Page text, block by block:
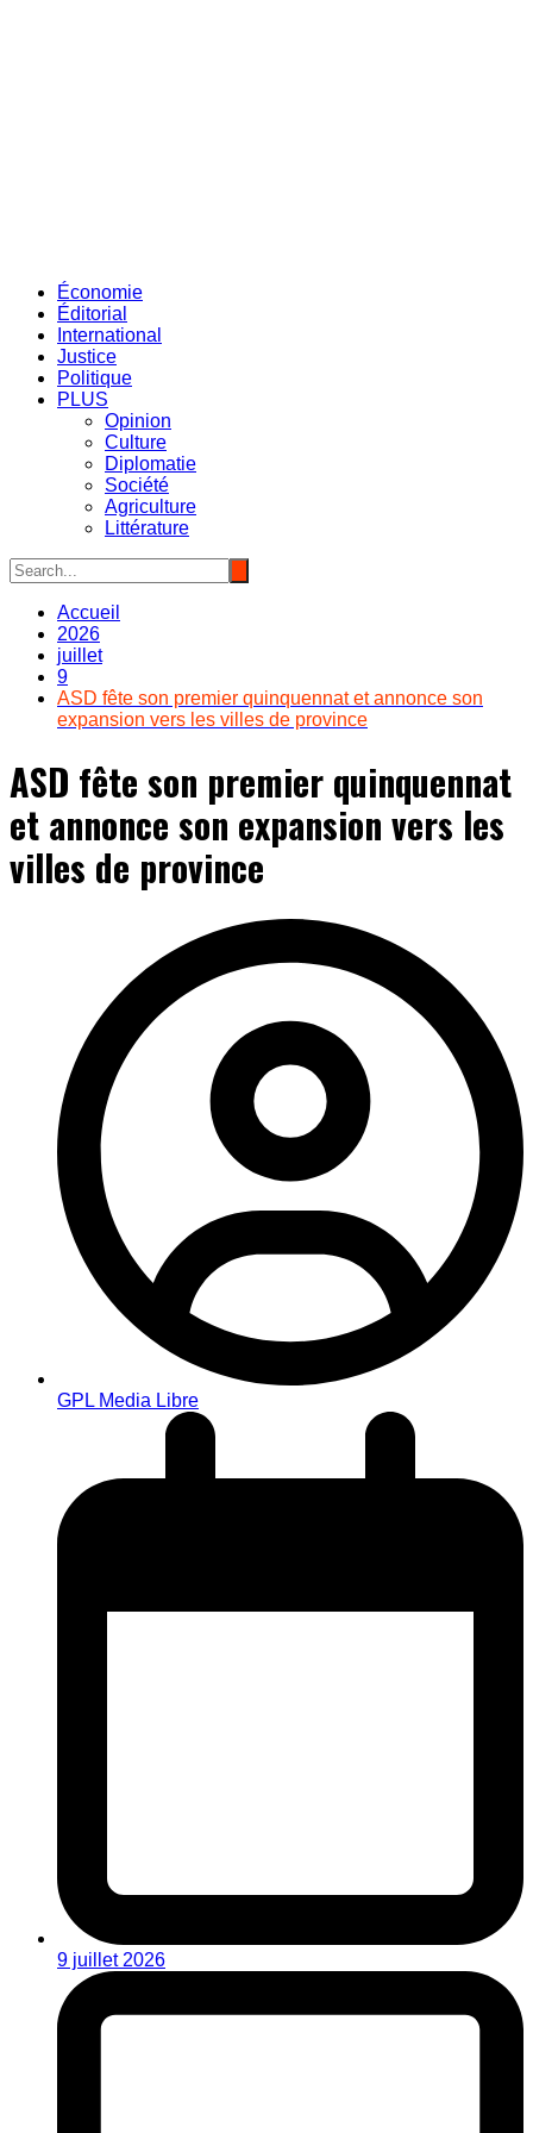
Économie
Éditorial
International
Justice
Politique
PLUS
Opinion
Culture
Diplomatie
Société
Agriculture
Littérature
Accueil
2026
juillet
9
ASD fête son premier quinquennat et annonce son
expansion vers les villes de province
ASD fête son premier quinquennat
et annonce son expansion vers les
villes de province
GPL Media Libre
9 juillet 2026